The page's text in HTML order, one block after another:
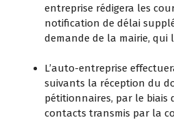
entreprise rédigera les
notification de délai
demande de la mairie, qui
L’auto-entreprise
suivants la réception du
pétitionnaires, par le biais
contacts transmis par la